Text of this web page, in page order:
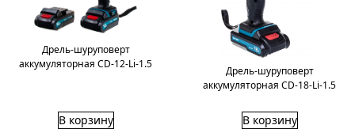
Дрель-шуруповерт
аккумуляторная CD-12-Li-1.5
В корзину
Дрель-шуруповерт
аккумуляторная CD-18-Li-1.5
В корзину